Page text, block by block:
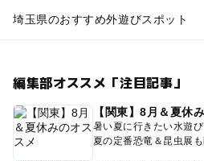
埼玉県のおすすめ外遊びスポット
編集部オススメ「注目記事」
【関東】8月＆夏休
暑い夏に行きたい水遊
夏の定番恐竜＆昆虫展も